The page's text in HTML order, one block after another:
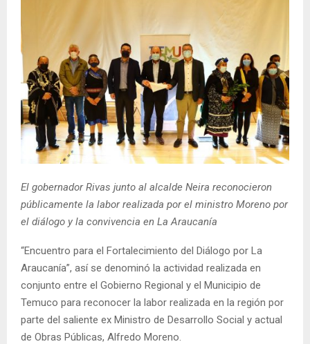
Y
M
E
N
El gobernador Rivas junto al alcalde Neira reconocieron
públicamente la labor realizada por el ministro Moreno por
el diálogo y la convivencia en La Araucanía
“Encuentro para el Fortalecimiento del Diálogo por La
Araucanía”, así se denominó la actividad realizada en
conjunto entre el Gobierno Regional y el Municipio de
Temuco para reconocer la labor realizada en la región por
parte del saliente ex Ministro de Desarrollo Social y actual
de Obras Públicas, Alfredo Moreno.